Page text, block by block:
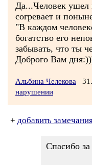
Да...Человек ушел
согревает и
"В каждом
богатство его
забывать, что ты
Доброго Вам
Альбина Челекова
нарушении
+ добавить
Спасибо